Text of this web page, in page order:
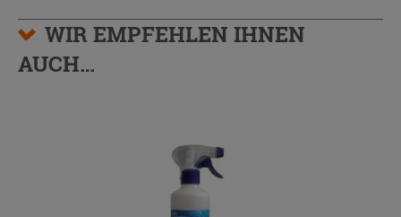
WIR EMPFEHLEN IHNEN
AUCH…